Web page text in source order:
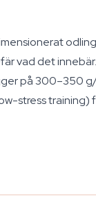
vad det
på 300–350
stress training)